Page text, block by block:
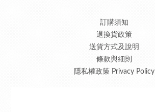
訂購須知
退換貨政策
送貨方式及說明
條款與細則
隱私權政策 Privacy Policy